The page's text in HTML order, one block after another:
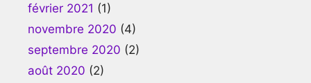
février 2021 (1)
novembre 2020 (4)
septembre 2020 (2)
août 2020 (2)